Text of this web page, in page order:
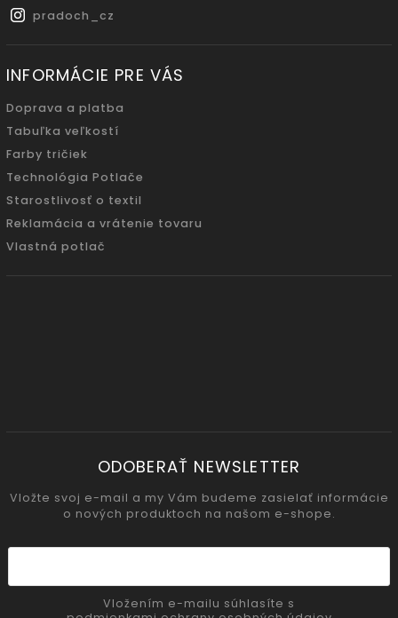
pradoch_cz
INFORMÁCIE PRE VÁS
Doprava a platba
Tabuľka veľkostí
Farby tričiek
Technológia Potlače
Starostlivosť o textil
Reklamácia a vrátenie tovaru
Vlastná potlač
ODOBERAŤ NEWSLETTER
Vložte svoj e-mail a my Vám budeme zasielať informácie
o nových produktoch na našom e-shope.